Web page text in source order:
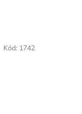
Kód: 1742